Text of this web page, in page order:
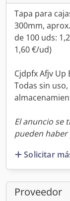
Tapa para
300mm,
de 100 uds:
1,60 €/ud)
Cjdpfx Afjv Up
Todas sin
El anuncio se
pueden
Solicitar
Proveedor